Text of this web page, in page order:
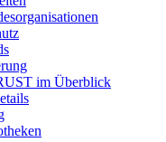
im Überblick